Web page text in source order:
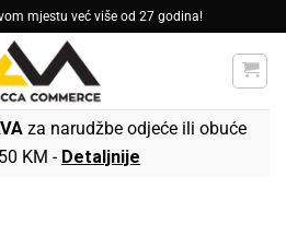
mjestu već više od 27 godina!
za narudžbe odjeće ili obuće
KM - Detaljnije